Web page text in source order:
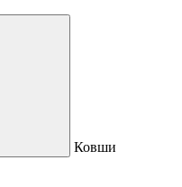
Ковши